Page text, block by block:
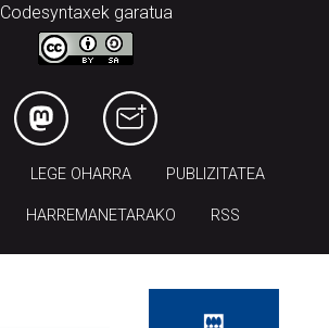
Codesyntaxek garatua
LEGE OHARRA PUBLIZITATEA
HARREMANETARAKO RSS